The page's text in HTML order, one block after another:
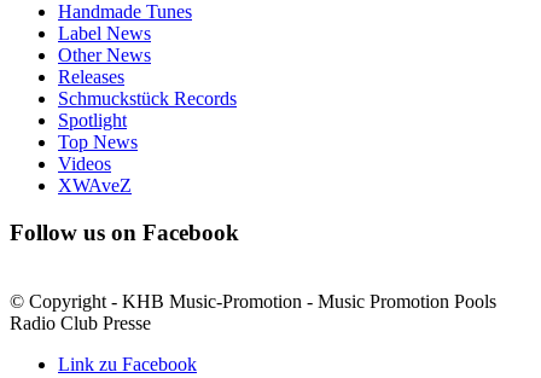
Handmade Tunes
Label News
Other News
Releases
Schmuckstück Records
Spotlight
Top News
Videos
XWAveZ
Follow us on Facebook
© Copyright - KHB Music-Promotion - Music Promotion Pools
Radio Club Presse
Link zu Facebook